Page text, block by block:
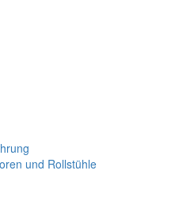
und Rollstühle